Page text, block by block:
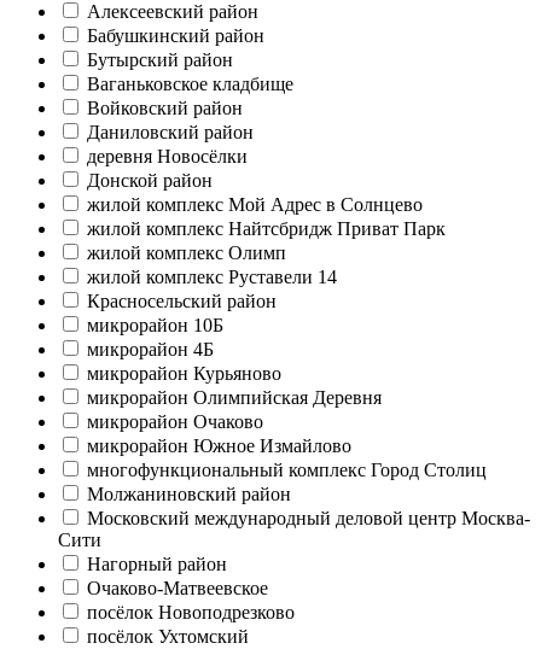
Алексеевский район
Бабушкинский район
Бутырский район
Ваганьковское кладбище
Войковский район
Даниловский район
деревня Новосёлки
Донской район
жилой комплекс Мой Адрес в Солнцево
жилой комплекс Найтсбридж Приват Парк
жилой комплекс Олимп
жилой комплекс Руставели 14
Красносельский район
микрорайон 10Б
микрорайон 4Б
микрорайон Курьяново
микрорайон Олимпийская Деревня
микрорайон Очаково
микрорайон Южное Измайлово
многофункциональный комплекс Город Столиц
Молжаниновский район
Московский международный деловой центр Москва-
Сити
Нагорный район
Очаково-Матвеевское
посёлок Новоподрезково
посёлок Ухтомский